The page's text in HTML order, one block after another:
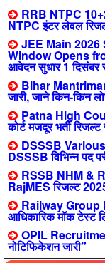
RRB NTPC
NTPC इंटर लेवल
JEE Main
Window Opens
आवेदन सुधार 1
Bihar
जारी, जाने किन-किन
Patna High
कोर्ट मजदूर भर्ती रिजल्ट
DSSSB
DSSSB विभिन्न पद
RSSB NHM &
RajMES रिजल्ट
Railway Group
आधिकारिक मॉक टेस्ट
OPIL
नोटिफिकेशन जारी”